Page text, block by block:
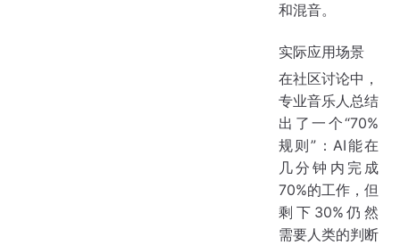
和混音。
实际应用场景
在社区讨论中，
专业音乐人总结
出了一个“70%
规则”：AI能在
几分钟内完成
70%的工作，但
剩下30%仍然
需要人类的判断